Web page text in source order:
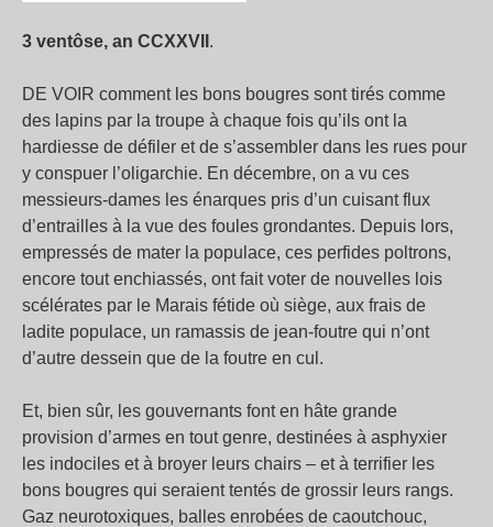
3 ventôse, an CCXXVII .
DE VOIR comment les bons bougres sont tirés comme
des lapins par la troupe à chaque fois qu’ils ont la
hardiesse de défiler et de s’assembler dans les rues pour
y conspuer l’oligarchie. En décembre, on a vu ces
messieurs-dames les énarques pris d’un cuisant flux
d’entrailles à la vue des foules grondantes. Depuis lors,
empressés de mater la populace, ces perfides poltrons,
encore tout enchiassés, ont fait voter de nouvelles lois
scélérates par le Marais fétide où siège, aux frais de
ladite populace, un ramassis de jean-foutre qui n’ont
d’autre dessein que de la foutre en cul.
Et, bien sûr, les gouvernants font en hâte grande
provision d’armes en tout genre, destinées à asphyxier
les indociles et à broyer leurs chairs – et à terrifier les
bons bougres qui seraient tentés de grossir leurs rangs.
Gaz neurotoxiques, balles enrobées de caoutchouc,